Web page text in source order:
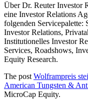
Über Dr. Reuter Investor
eine Investor Relations
folgenden Servicepalette:
Investor Relations,
Institutionelles Investor
Services, Roadshows,
Equity Research.
The post Wolframpreis
American Tungsten &
MicroCap Equity.